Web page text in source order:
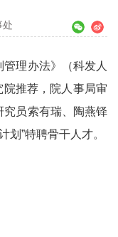
处
理办法》（科发人
推荐，院人事局审
究员索有瑞、陶燕铎
划”特聘骨干人才。